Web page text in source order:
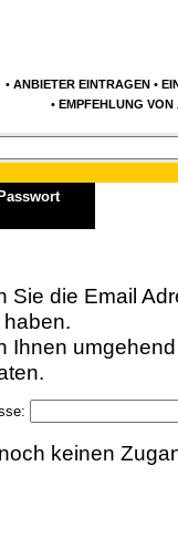
• ANBIETER EINTRAGEN •
• EMPFEHLUNG VON
Sie die Email
Ihnen
keinen